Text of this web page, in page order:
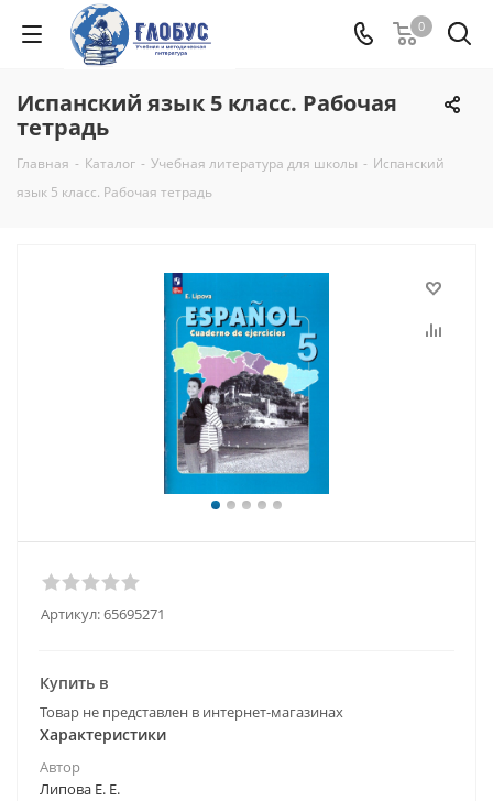
0
Испанский язык 5 класс. Рабочая
тетрадь
Главная - Каталог - Учебная литература для школы - Испанский
язык 5 класс. Рабочая тетрадь
Артикул:65695271
Купить в
Товар не представлен в интернет-магазинах
Характеристики
Автор
Липова Е. Е.